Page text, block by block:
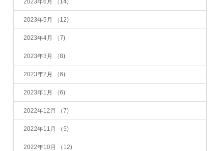
2023年5月 （12)
2023年4月 （7)
2023年3月 （8)
2023年2月 （6)
2023年1月 （6)
2022年12月 （7)
2022年11月 （5)
2022年10月 （12)